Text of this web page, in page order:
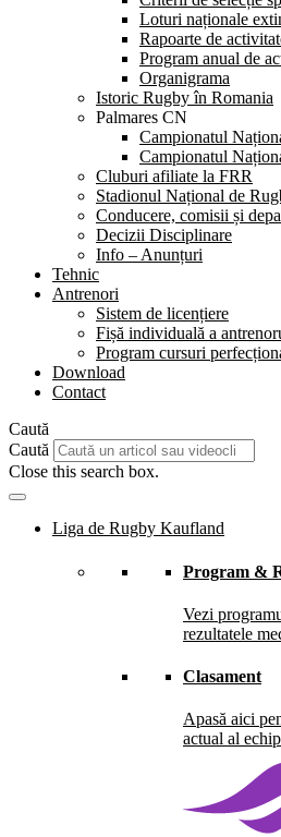
Loturi naționale
Rapoarte de
Program anual de
Organigrama
Istoric Rugby în Romania
Palmares CN
Campionatul
Campionatul
Cluburi afiliate la FRR
Stadionul Național de
Conducere, comisii și
Decizii Disciplinare
Info – Anunțuri
Tehnic
Antrenori
Sistem de licențiere
Fișă individuală a
Program cursuri
Download
Contact
Caută
Caută
Close this search box.
Liga de Rugby Kaufland
Program &
Vezi
rezultatele
Clasament
Apasă aici
actual al